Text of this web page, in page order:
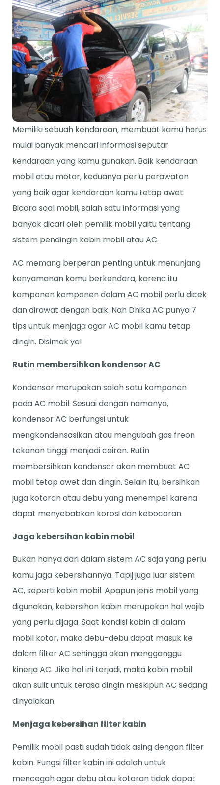
Memiliki sebuah kendaraan, membuat kamu harus
mulai banyak mencari informasi seputar
kendaraan yang kamu gunakan. Baik kendaraan
mobil atau motor, keduanya perlu perawatan
yang baik agar kendaraan kamu tetap awet.
Bicara soal mobil, salah satu informasi yang
banyak dicari oleh pemilik mobil yaitu tentang
sistem pendingin kabin mobil atau AC.
AC memang berperan penting untuk menunjang
kenyamanan kamu berkendara, karena itu
komponen komponen dalam AC mobil perlu dicek
dan dirawat dengan baik. Nah Dhika AC punya 7
tips untuk menjaga agar AC mobil kamu tetap
dingin. Disimak ya!
Rutin membersihkan kondensor AC
Kondensor merupakan salah satu komponen
pada AC mobil. Sesuai dengan namanya,
kondensor AC berfungsi untuk
mengkondensasikan atau mengubah gas freon
tekanan tinggi menjadi cairan. Rutin
membersihkan kondensor akan membuat AC
mobil tetap awet dan dingin. Selain itu, bersihkan
juga kotoran atau debu yang menempel karena
dapat menyebabkan korosi dan kebocoran.
Jaga kebersihan kabin mobil
Bukan hanya dari dalam sistem AC saja yang perlu
kamu jaga kebersihannya. Tapij juga luar sistem
AC, seperti kabin mobil. Apapun jenis mobil yang
digunakan, kebersihan kabin merupakan hal wajib
yang perlu dijaga. Saat kondisi kabin di dalam
mobil kotor, maka debu-debu dapat masuk ke
dalam filter AC sehingga akan mengganggu
kinerja AC. Jika hal ini terjadi, maka kabin mobil
akan sulit untuk terasa dingin meskipun AC sedang
dinyalakan.
Menjaga kebersihan filter kabin
Pemilik mobil pasti sudah tidak asing dengan filter
kabin. Fungsi filter kabin ini adalah untuk
mencegah agar debu atau kotoran tidak dapat